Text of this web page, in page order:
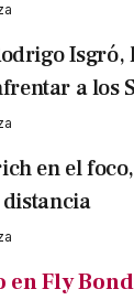
a los
en el
en Fly